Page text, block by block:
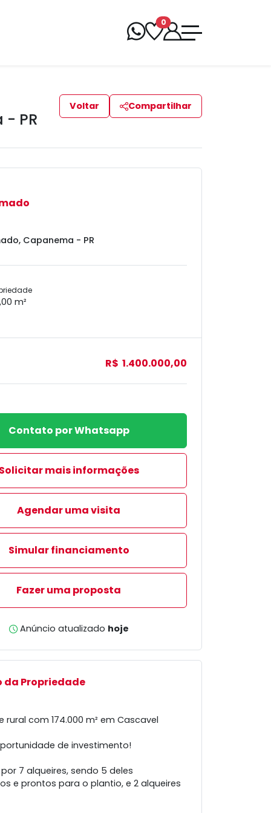
0
PR
Voltar Compartilhar
Capanema - PR
m²
R$ 1.400.000,00
Contato por Whatsapp
Solicitar mais informações
Agendar uma visita
Simular financiamento
Fazer uma proposta
Anúncio atualizado hoje
da Propriedade
rural com 174.000 m² em Cascavel
de investimento!
7 alqueires, sendo 5 deles
e prontos para o plantio, e 2 alqueires